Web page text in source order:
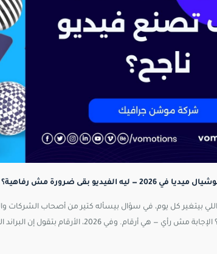
بقى ضرورة مش رفاهية؟
بيتغير كل يوم، في سؤال بيسأله كتير من أصحاب الشركات
بالصور والبوستات العادية؟ الإجابة مش